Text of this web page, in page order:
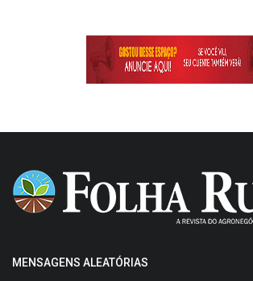
MENSAGENS ALEATÓRIAS